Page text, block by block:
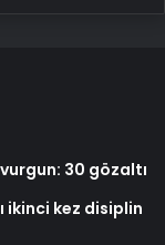
30 gözaltı
ikinci kez disiplin